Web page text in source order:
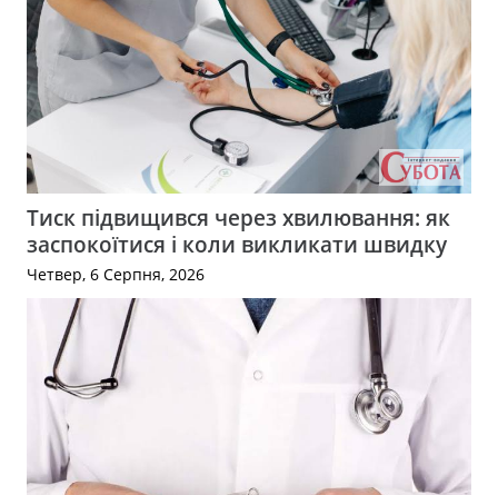
Тиск підвищився через хвилювання: як
заспокоїтися і коли викликати швидку
Четвер, 6 Серпня, 2026